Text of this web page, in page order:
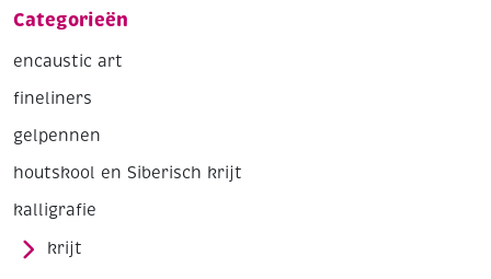
Categorieën
encaustic art
fineliners
gelpennen
houtskool en Siberisch krijt
kalligrafie
krijt